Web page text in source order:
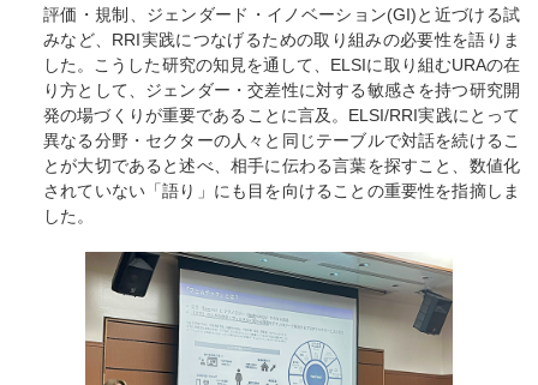
評価・規制、ジェンダード・イノベーション(GI)と近づける試
みなど、RRI実践につなげるための取り組みの必要性を語りま
した。こうした研究の知見を通して、ELSIに取り組むURAの在
り方として、ジェンダー・交差性に対する敏感さを持つ研究開
発の場づくりが重要であることに言及。ELSI/RRI実践にとって
異なる分野・セクターの人々と同じテーブルで対話を続けるこ
とが大切であると述べ、相手に伝わる言葉を探すこと、数値化
されていない「語り」にも目を向けることの重要性を指摘しま
した。